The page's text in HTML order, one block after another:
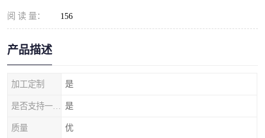
阅 读 量： 156
产品描述
加工定制 是
是
质量 优